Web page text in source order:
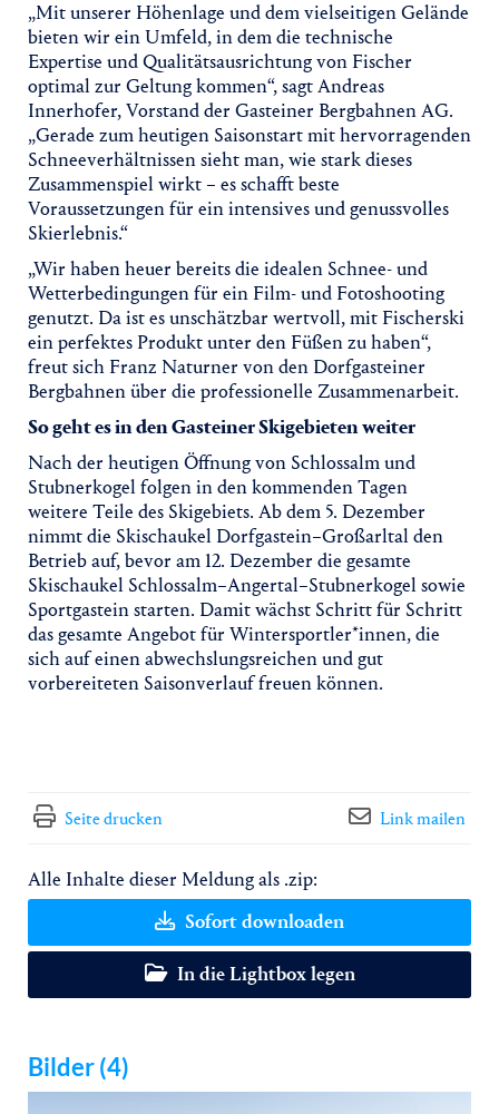
„Mit unserer Höhenlage und dem vielseitigen Gelände
bieten wir ein Umfeld, in dem die technische
Expertise und Qualitätsausrichtung von Fischer
optimal zur Geltung kommen“, sagt Andreas
Innerhofer, Vorstand der Gasteiner Bergbahnen AG.
„Gerade zum heutigen Saisonstart mit hervorragenden
Schneeverhältnissen sieht man, wie stark dieses
Zusammenspiel wirkt – es schafft beste
Voraussetzungen für ein intensives und genussvolles
Skierlebnis.“
„Wir haben heuer bereits die idealen Schnee- und
Wetterbedingungen für ein Film- und Fotoshooting
genutzt. Da ist es unschätzbar wertvoll, mit Fischerski
ein perfektes Produkt unter den Füßen zu haben“,
freut sich Franz Naturner von den Dorfgasteiner
Bergbahnen über die professionelle Zusammenarbeit.
So geht es in den Gasteiner Skigebieten weiter
Nach der heutigen Öffnung von Schlossalm und
Stubnerkogel folgen in den kommenden Tagen
weitere Teile des Skigebiets. Ab dem 5. Dezember
nimmt die Skischaukel Dorfgastein–Großarltal den
Betrieb auf, bevor am 12. Dezember die gesamte
Skischaukel Schlossalm–Angertal–Stubnerkogel sowie
Sportgastein starten. Damit wächst Schritt für Schritt
das gesamte Angebot für Wintersportler*innen, die
sich auf einen abwechslungsreichen und gut
vorbereiteten Saisonverlauf freuen können.
Seite drucken Link mailen
Alle Inhalte dieser Meldung als .zip:
Sofort downloaden
In die Lightbox legen
Bilder (4)